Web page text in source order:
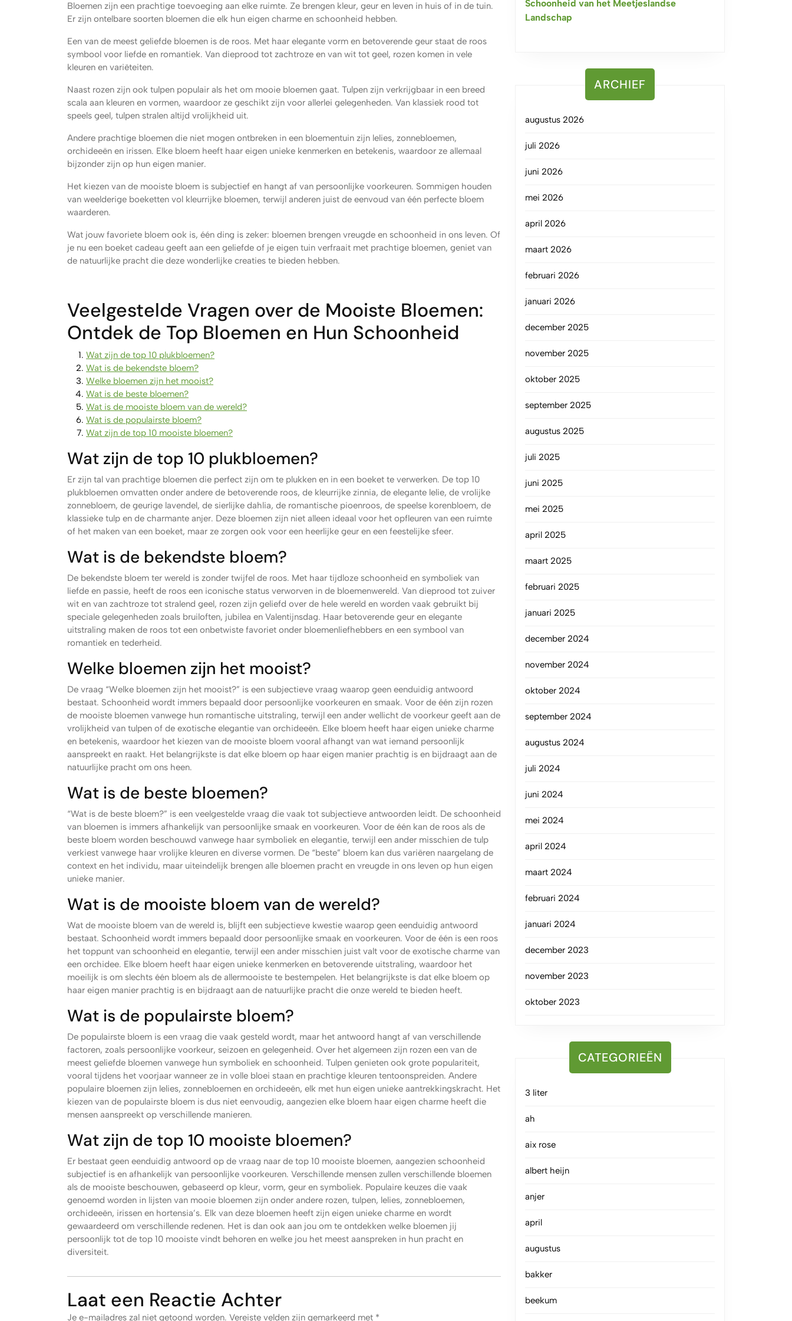
Bloemen zijn een prachtige toevoeging aan elke ruimte. Ze brengen kleur, geur en leven in huis of in de tuin.
Er zijn ontelbare soorten bloemen die elk hun eigen charme en schoonheid hebben.
Een van de meest geliefde bloemen is de roos. Met haar elegante vorm en betoverende geur staat de roos
symbool voor liefde en romantiek. Van dieprood tot zachtroze en van wit tot geel, rozen komen in vele
kleuren en variëteiten.
Naast rozen zijn ook tulpen populair als het om mooie bloemen gaat. Tulpen zijn verkrijgbaar in een breed
scala aan kleuren en vormen, waardoor ze geschikt zijn voor allerlei gelegenheden. Van klassiek rood tot
speels geel, tulpen stralen altijd vrolijkheid uit.
Andere prachtige bloemen die niet mogen ontbreken in een bloementuin zijn lelies, zonnebloemen,
orchideeën en irissen. Elke bloem heeft haar eigen unieke kenmerken en betekenis, waardoor ze allemaal
bijzonder zijn op hun eigen manier.
Het kiezen van de mooiste bloem is subjectief en hangt af van persoonlijke voorkeuren. Sommigen houden
van weelderige boeketten vol kleurrijke bloemen, terwijl anderen juist de eenvoud van één perfecte bloem
waarderen.
Wat jouw favoriete bloem ook is, één ding is zeker: bloemen brengen vreugde en schoonheid in ons leven. Of
je nu een boeket cadeau geeft aan een geliefde of je eigen tuin verfraait met prachtige bloemen, geniet van
de natuurlijke pracht die deze wonderlijke creaties te bieden hebben.
Veelgestelde Vragen over de Mooiste Bloemen:
Ontdek de Top Bloemen en Hun Schoonheid
Wat zijn de top 10 plukbloemen?
Wat is de bekendste bloem?
Welke bloemen zijn het mooist?
Wat is de beste bloemen?
Wat is de mooiste bloem van de wereld?
Wat is de populairste bloem?
Wat zijn de top 10 mooiste bloemen?
Wat zijn de top 10 plukbloemen?
Er zijn tal van prachtige bloemen die perfect zijn om te plukken en in een boeket te verwerken. De top 10
plukbloemen omvatten onder andere de betoverende roos, de kleurrijke zinnia, de elegante lelie, de vrolijke
zonnebloem, de geurige lavendel, de sierlijke dahlia, de romantische pioenroos, de speelse korenbloem, de
klassieke tulp en de charmante anjer. Deze bloemen zijn niet alleen ideaal voor het opfleuren van een ruimte
of het maken van een boeket, maar ze zorgen ook voor een heerlijke geur en een feestelijke sfeer.
Wat is de bekendste bloem?
De bekendste bloem ter wereld is zonder twijfel de roos. Met haar tijdloze schoonheid en symboliek van
liefde en passie, heeft de roos een iconische status verworven in de bloemenwereld. Van dieprood tot zuiver
wit en van zachtroze tot stralend geel, rozen zijn geliefd over de hele wereld en worden vaak gebruikt bij
speciale gelegenheden zoals bruiloften, jubilea en Valentijnsdag. Haar betoverende geur en elegante
uitstraling maken de roos tot een onbetwiste favoriet onder bloemenliefhebbers en een symbool van
romantiek en tederheid.
Welke bloemen zijn het mooist?
De vraag “Welke bloemen zijn het mooist?” is een subjectieve vraag waarop geen eenduidig antwoord
bestaat. Schoonheid wordt immers bepaald door persoonlijke voorkeuren en smaak. Voor de één zijn rozen
de mooiste bloemen vanwege hun romantische uitstraling, terwijl een ander wellicht de voorkeur geeft aan de
vrolijkheid van tulpen of de exotische elegantie van orchideeën. Elke bloem heeft haar eigen unieke charme
en betekenis, waardoor het kiezen van de mooiste bloem vooral afhangt van wat iemand persoonlijk
aanspreekt en raakt. Het belangrijkste is dat elke bloem op haar eigen manier prachtig is en bijdraagt aan de
natuurlijke pracht om ons heen.
Wat is de beste bloemen?
“Wat is de beste bloem?” is een veelgestelde vraag die vaak tot subjectieve antwoorden leidt. De schoonheid
van bloemen is immers afhankelijk van persoonlijke smaak en voorkeuren. Voor de één kan de roos als de
beste bloem worden beschouwd vanwege haar symboliek en elegantie, terwijl een ander misschien de tulp
verkiest vanwege haar vrolijke kleuren en diverse vormen. De “beste” bloem kan dus variëren naargelang de
context en het individu, maar uiteindelijk brengen alle bloemen pracht en vreugde in ons leven op hun eigen
unieke manier.
Wat is de mooiste bloem van de wereld?
Wat de mooiste bloem van de wereld is, blijft een subjectieve kwestie waarop geen eenduidig antwoord
bestaat. Schoonheid wordt immers bepaald door persoonlijke smaak en voorkeuren. Voor de één is een roos
het toppunt van schoonheid en elegantie, terwijl een ander misschien juist valt voor de exotische charme van
een orchidee. Elke bloem heeft haar eigen unieke kenmerken en betoverende uitstraling, waardoor het
moeilijk is om slechts één bloem als de allermooiste te bestempelen. Het belangrijkste is dat elke bloem op
haar eigen manier prachtig is en bijdraagt aan de natuurlijke pracht die onze wereld te bieden heeft.
Wat is de populairste bloem?
De populairste bloem is een vraag die vaak gesteld wordt, maar het antwoord hangt af van verschillende
factoren, zoals persoonlijke voorkeur, seizoen en gelegenheid. Over het algemeen zijn rozen een van de
meest geliefde bloemen vanwege hun symboliek en schoonheid. Tulpen genieten ook grote populariteit,
vooral tijdens het voorjaar wanneer ze in volle bloei staan en prachtige kleuren tentoonspreiden. Andere
populaire bloemen zijn lelies, zonnebloemen en orchideeën, elk met hun eigen unieke aantrekkingskracht. Het
kiezen van de populairste bloem is dus niet eenvoudig, aangezien elke bloem haar eigen charme heeft die
mensen aanspreekt op verschillende manieren.
Wat zijn de top 10 mooiste bloemen?
Er bestaat geen eenduidig antwoord op de vraag naar de top 10 mooiste bloemen, aangezien schoonheid
subjectief is en afhankelijk van persoonlijke voorkeuren. Verschillende mensen zullen verschillende bloemen
als de mooiste beschouwen, gebaseerd op kleur, vorm, geur en symboliek. Populaire keuzes die vaak
genoemd worden in lijsten van mooie bloemen zijn onder andere rozen, tulpen, lelies, zonnebloemen,
orchideeën, irissen en hortensia’s. Elk van deze bloemen heeft zijn eigen unieke charme en wordt
gewaardeerd om verschillende redenen. Het is dan ook aan jou om te ontdekken welke bloemen jij
persoonlijk tot de top 10 mooiste vindt behoren en welke jou het meest aanspreken in hun pracht en
diversiteit.
Laat een Reactie Achter
Je e-mailadres zal niet getoond worden. Vereiste velden zijn gemarkeerd met *
Schoonheid van het Meetjeslandse
Landschap
ARCHIEF
augustus 2026
juli 2026
juni 2026
mei 2026
april 2026
maart 2026
februari 2026
januari 2026
december 2025
november 2025
oktober 2025
september 2025
augustus 2025
juli 2025
juni 2025
mei 2025
april 2025
maart 2025
februari 2025
januari 2025
december 2024
november 2024
oktober 2024
september 2024
augustus 2024
juli 2024
juni 2024
mei 2024
april 2024
maart 2024
februari 2024
januari 2024
december 2023
november 2023
oktober 2023
CATEGORIEËN
3 liter
ah
aix rose
albert heijn
anjer
april
augustus
bakker
beekum